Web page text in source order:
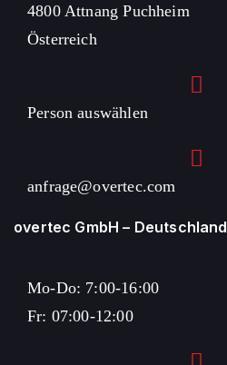
4800 Attnang Puchheim
Österreich
Person auswählen
anfrage@overtec.com
overtec GmbH – Deutschland
Mo-Do: 7:00-16:00
Fr: 07:00-12:00